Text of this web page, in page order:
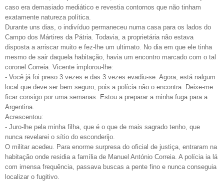
caso era demasiado mediático e revestia contornos que não tinham
exatamente natureza política.
Durante uns dias, o indivíduo permaneceu numa casa para os lados do
Campo dos Mártires da Pátria. Todavia, a proprietária não estava
disposta a arriscar muito e fez-lhe um ultimato. No dia em que ele tinha
mesmo de sair daquela habitação, havia um encontro marcado com o tal
coronel Correia. Vicente implorou-lhe:
- Você já foi preso 3 vezes e das 3 vezes evadiu-se. Agora, está nalgum
local que deve ser bem seguro, pois a polícia não o encontra. Deixe-me
ficar consigo por uma semanas. Estou a preparar a minha fuga para a
Argentina.
Acrescentou:
- Juro-lhe pela minha filha, que é o que de mais sagrado tenho, que
nunca revelarei o sítio do esconderijo.
O militar acedeu. Para enorme surpresa do oficial de justiça, entraram na
habitação onde residia a família de Manuel António Correia. A polícia ia lá
com imensa frequência, passava buscas a pente fino e nunca conseguia
localizar o fugitivo.